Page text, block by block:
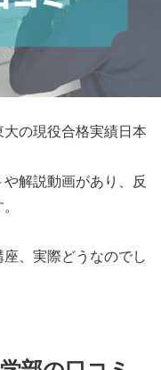
の現役合格実績日本
解説動画があり、反
、実際どうなのでし